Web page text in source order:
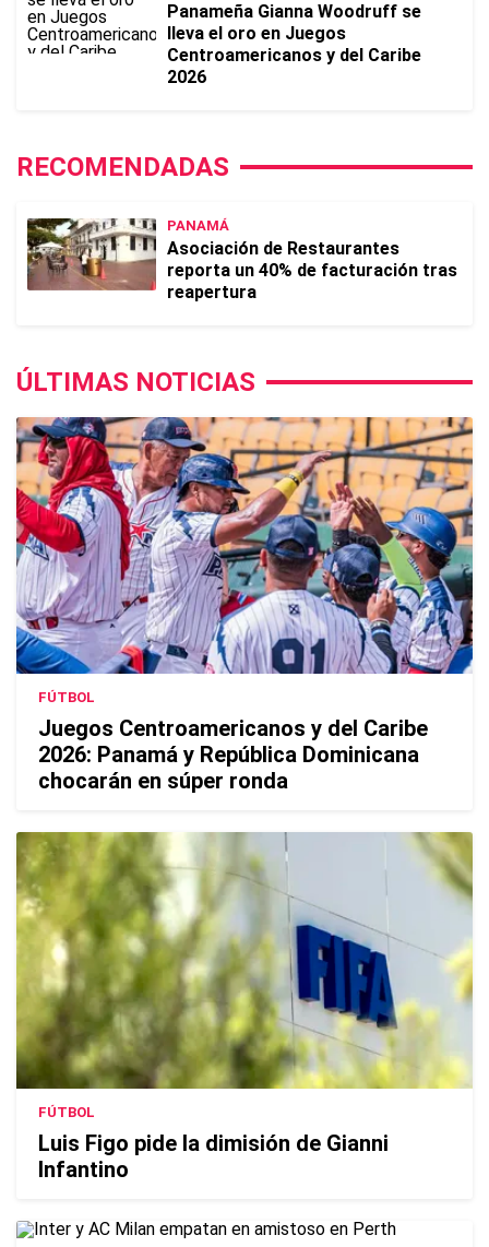
Panameña Gianna Woodruff se
lleva el oro en Juegos
Centroamericanos y del Caribe
2026
RECOMENDADAS
PANAMÁ
Asociación de Restaurantes
reporta un 40% de facturación tras
reapertura
ÚLTIMAS NOTICIAS
FÚTBOL
Juegos Centroamericanos y del Caribe
2026: Panamá y República Dominicana
chocarán en súper ronda
FÚTBOL
Luis Figo pide la dimisión de Gianni
Infantino